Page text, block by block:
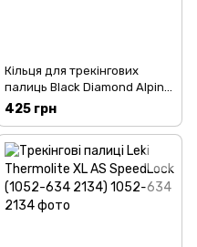
Кільця для трекінгових
палиць Black Diamond Alpine
Z-Pole Baskets (1033-BD
112128.0000)
425 грн